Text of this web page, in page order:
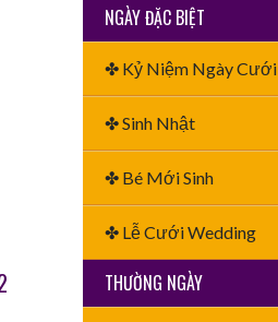
NGÀY ĐẶC BIỆT
✤ Kỷ Niệm Ngày Cưới
✤ Sinh Nhật
✤ Bé Mới Sinh
✤ Lễ Cưới Wedding
THƯỜNG NGÀY